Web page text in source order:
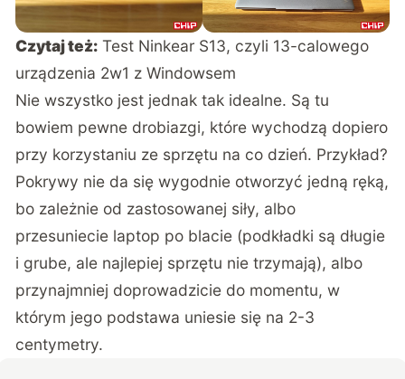
Czytaj też: Test Ninkear S13, czyli 13-calowego
urządzenia 2w1 z Windowsem
Nie wszystko jest jednak tak idealne. Są tu
bowiem pewne drobiazgi, które wychodzą dopiero
przy korzystaniu ze sprzętu na co dzień. Przykład?
Pokrywy nie da się wygodnie otworzyć jedną ręką,
bo zależnie od zastosowanej siły, albo
przesuniecie laptop po blacie (podkładki są długie
i grube, ale najlepiej sprzętu nie trzymają), albo
przynajmniej doprowadzicie do momentu, w
którym jego podstawa uniesie się na 2-3
centymetry.